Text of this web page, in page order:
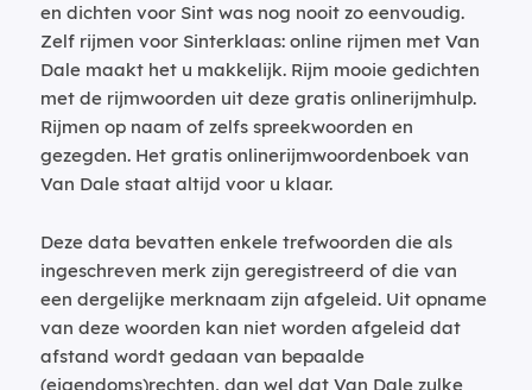
en dichten voor Sint was nog nooit zo eenvoudig.
Zelf rijmen voor Sinterklaas: online rijmen met Van
Dale maakt het u makkelijk. Rijm mooie gedichten
met de rijmwoorden uit deze gratis onlinerijmhulp.
Rijmen op naam of zelfs spreekwoorden en
gezegden. Het gratis onlinerijmwoordenboek van
Van Dale staat altijd voor u klaar.
Deze data bevatten enkele trefwoorden die als
ingeschreven merk zijn geregistreerd of die van
een dergelijke merknaam zijn afgeleid. Uit opname
van deze woorden kan niet worden afgeleid dat
afstand wordt gedaan van bepaalde
(eigendoms)rechten, dan wel dat Van Dale zulke